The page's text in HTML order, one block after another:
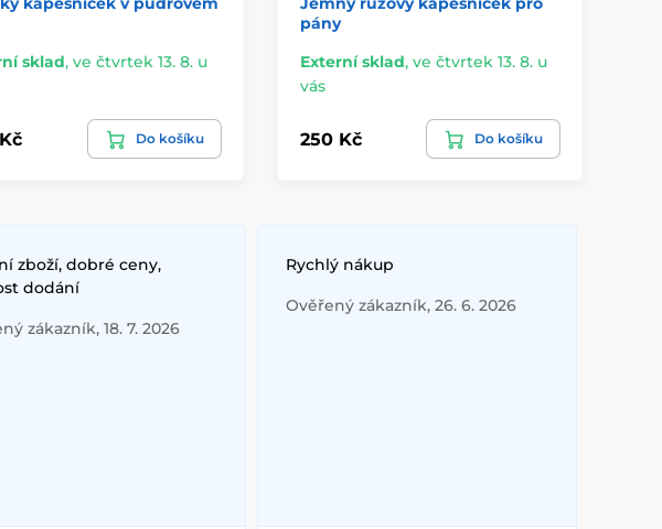
sklad, ve čtvrtek 13. 8. u
Do košíku
pány
Externí sklad, ve čtvrtek 13. 8. u
vás
250 Kč Do košíku
zboží, dobré ceny,
dodání
zákazník, 18. 7. 2026
Rychlý nákup
Ověřený zákazník, 26. 6. 2026